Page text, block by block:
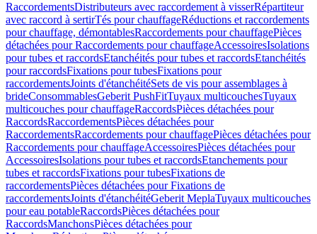
RaccordementsDistributeurs avec raccordement à visserRépartiteur
avec raccord à sertirTés pour chauffageRéductions et raccordements
pour chauffage, démontablesRaccordements pour chauffagePièces
détachées pour Raccordements pour chauffageAccessoiresIsolations
pour tubes et raccordsEtanchéités pour tubes et raccordsEtanchéités
pour raccordsFixations pour tubesFixations pour
raccordementsJoints d'étanchéitéSets de vis pour assemblages à
brideConsommablesGeberit PushFitTuyaux multicouchesTuyaux
multicouches pour chauffageRaccordsPièces détachées pour
RaccordsRaccordementsPièces détachées pour
RaccordementsRaccordements pour chauffagePièces détachées pour
Raccordements pour chauffageAccessoiresPièces détachées pour
AccessoiresIsolations pour tubes et raccordsEtanchements pour
tubes et raccordsFixations pour tubesFixations de
raccordementsPièces détachées pour Fixations de
raccordementsJoints d'étanchéitéGeberit MeplaTuyaux multicouches
pour eau potableRaccordsPièces détachées pour
RaccordsManchonsPièces détachées pour